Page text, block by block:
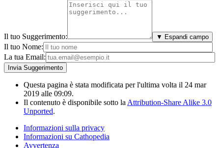
Il tuo Suggerimento: ▼ Espandi campo
Il tuo Nome:
La tua Email:
Questa pagina è stata modificata per l'ultima volta il 24 mar
2019 alle 09:09.
Il contenuto è disponibile sotto la Attribution-Share Alike 3.0
Unported.
Informazioni sulla privacy
Informazioni su Cathopedia
Avvertenza